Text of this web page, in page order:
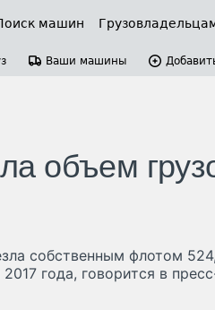
машин
Ваши машины
объем
собственным флотом
года, говорится в